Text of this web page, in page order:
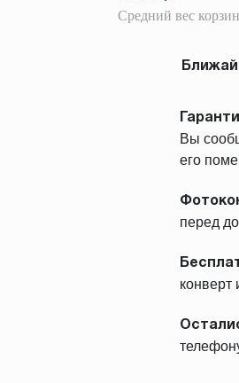
Средний вес
Вы
его
перед
конверт